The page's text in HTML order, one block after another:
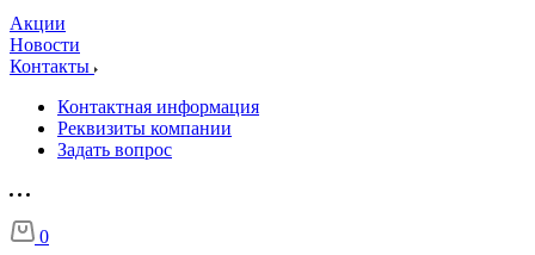
Акции
Новости
Контакты
Контактная информация
Реквизиты компании
Задать вопрос
0